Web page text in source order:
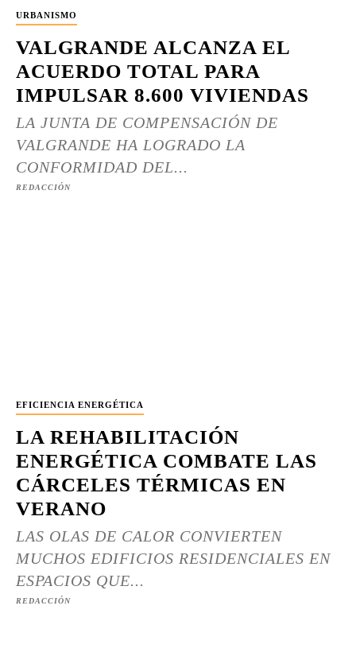
URBANISMO
VALGRANDE ALCANZA EL
ACUERDO TOTAL PARA
IMPULSAR 8.600 VIVIENDAS
LA JUNTA DE COMPENSACIÓN DE
VALGRANDE HA LOGRADO LA
CONFORMIDAD DEL...
REDACCIÓN
EFICIENCIA ENERGÉTICA
LA REHABILITACIÓN
ENERGÉTICA COMBATE LAS
CÁRCELES TÉRMICAS EN
VERANO
LAS OLAS DE CALOR CONVIERTEN
MUCHOS EDIFICIOS RESIDENCIALES EN
ESPACIOS QUE...
REDACCIÓN